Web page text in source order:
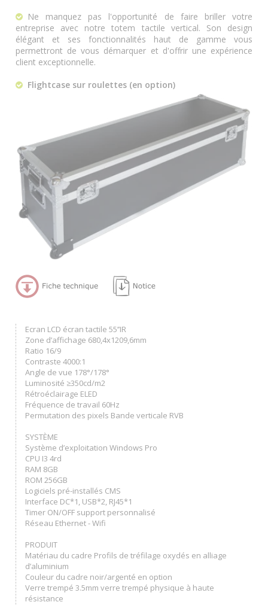
Ne manquez pas l'opportunité de faire briller votre
entreprise avec notre totem tactile vertical. Son design
élégant et ses fonctionnalités haut de gamme vous
permettront de vous démarquer et d'offrir une expérience
client exceptionnelle.
Flightcase sur roulettes (en option)
Ecran LCD écran tactile 55’’IR
Zone d’affichage 680,4x1209,6mm
Ratio 16/9
Contraste 4000:1
Angle de vue 178°/178°
Luminosité ≥350cd/m2
Rétroéclairage ELED
Fréquence de travail 60Hz
Permutation des pixels Bande verticale RVB
SYSTÈME
Système d’exploitation Windows Pro
CPU I3 4rd
RAM 8GB
ROM 256GB
Logiciels pré-installés CMS
Interface DC*1, USB*2, RJ45*1
Timer ON/OFF support personnalisé
Réseau Ethernet - Wifi
PRODUIT
Matériau du cadre Profils de tréfilage oxydés en alliage
d’aluminium
Couleur du cadre noir/argenté en option
Verre trempé 3.5mm verre trempé physique à haute
résistance